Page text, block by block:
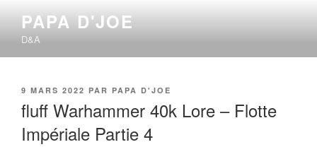
contenu
principal
PAPA D'JOE
D&A
PUBLIÉ
9 MARS 2022 PAR PAPA D'JOE
fluff Warhammer 40k Lore – Flotte
Impériale Partie 4